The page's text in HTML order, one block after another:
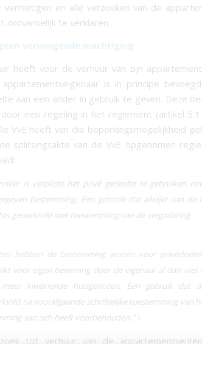
en alle verzoeken van de
ontvankelijk te verklaren.
vervangende machtiging
heeft voor de verhuur van zijn
is in principe
aan een ander in gebruik te geven. Deze
een regeling in het reglement (artikel
VvE heeft van die beperkingsmogelijkheid
splitsingsakte van de VvE opgenomen
is verplicht het privé gedeelte te gebruiken
bestemming. Een gebruik dat afwijkt van de
geoorloofd met toestemming van de vergadering.
hebben de bestemming wonen voor
voor eigen bewoning door de eigenaar al dan niet
inwonende huisgenoten. Een gebruik dat
na voorafgaande schriftelijke toestemming van
aan zich heeft voorbehouden.”\
tot verhuur van de